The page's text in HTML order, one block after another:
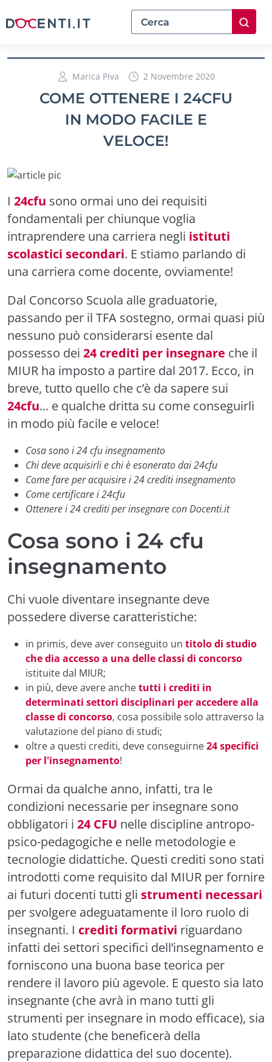
Marica Piva 2 Novembre 2020
COME OTTENERE I 24CFU
IN MODO FACILE E
VELOCE!
I 24cfu sono ormai uno dei requisiti
fondamentali per chiunque voglia
intraprendere una carriera negli istituti
scolastici secondari. E stiamo parlando di
una carriera come docente, ovviamente!
Dal Concorso Scuola alle graduatorie,
passando per il TFA sostegno, ormai quasi più
nessuno può considerarsi esente dal
possesso dei 24 crediti per insegnare che il
MIUR ha imposto a partire dal 2017. Ecco, in
breve, tutto quello che c’è da sapere sui
24cfu... e qualche dritta su come conseguirli
in modo più facile e veloce!
Cosa sono i 24 cfu insegnamento
Chi deve acquisirli e chi è esonerato dai 24cfu
Come fare per acquisire i 24 crediti insegnamento
Come certificare i 24cfu
Ottenere i 24 crediti per insegnare con Docenti.it
Cosa sono i 24 cfu
insegnamento
Chi vuole diventare insegnante deve
possedere diverse caratteristiche:
in primis, deve aver conseguito un titolo di studio
che dia accesso a una delle classi di concorso
istituite dal MIUR;
in più, deve avere anchetutti i crediti in
determinati settori disciplinari per accedere alla
classe di concorso, cosa possibile solo attraverso la
valutazione del piano di studi;
oltre a questi crediti, deve conseguirne24 specifici
per l'insegnamento!
Ormai da qualche anno, infatti, tra le
condizioni necessarie per insegnare sono
obbligatori i 24 CFU nelle discipline antropo-
psico-pedagogiche e nelle metodologie e
tecnologie didattiche. Questi crediti sono stati
introdotti come requisito dal MIUR per fornire
ai futuri docenti tutti gli strumenti necessari
per svolgere adeguatamente il loro ruolo di
insegnanti. I crediti formativi riguardano
infatti dei settori specifici dell’insegnamento e
forniscono una buona base teorica per
rendere il lavoro più agevole. E questo sia lato
insegnante (che avrà in mano tutti gli
strumenti per insegnare in modo efficace), sia
lato studente (che beneficerà della
preparazione didattica del suo docente).